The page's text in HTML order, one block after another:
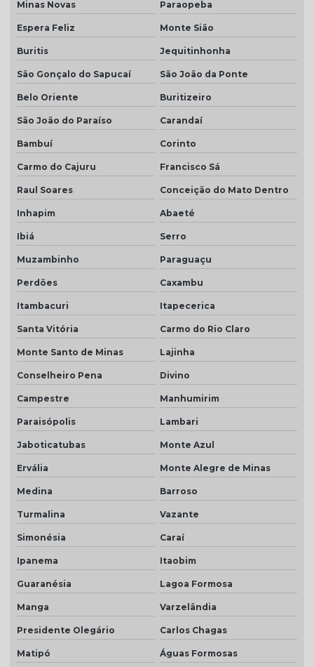
Minas Novas Paraopeba
Espera Feliz Monte Sião
Buritis Jequitinhonha
São Gonçalo do Sapucaí São João da Ponte
Belo Oriente Buritizeiro
São João do Paraíso Carandaí
Bambuí Corinto
Carmo do Cajuru Francisco Sá
Raul Soares Conceição do Mato Dentro
Inhapim Abaeté
Ibiá Serro
Muzambinho Paraguaçu
Perdões Caxambu
Itambacuri Itapecerica
Santa Vitória Carmo do Rio Claro
Monte Santo de Minas Lajinha
Conselheiro Pena Divino
Campestre Manhumirim
Paraisópolis Lambari
Jaboticatubas Monte Azul
Ervália Monte Alegre de Minas
Medina Barroso
Turmalina Vazante
Simonésia Caraí
Ipanema Itaobim
Guaranésia Lagoa Formosa
Manga Varzelândia
Presidente Olegário Carlos Chagas
Matipó Águas Formosas